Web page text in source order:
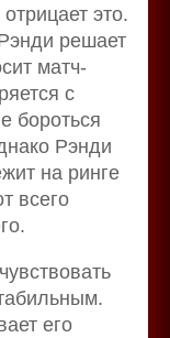
это.
решает
матч-
с
бороться
Рэнди
на ринге
всего
его